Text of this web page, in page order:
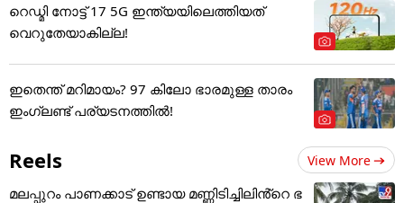
റെഡ്മി നോട്ട് 17 5G ഇന്ത്യയിലെത്തിയത്
വെറുതേയാകില്ല!
ഇതെന്ത് മറിമായം? 97 കിലോ ഭാരമുള്ള താരം
ഇംഗ്ലണ്ട് പര്യടനത്തില്‍!
Reels View More
മലപ്പുറം പാണക്കാട് ഉണ്ടായ മണ്ണിടിച്ചിലിൻ്റെ ഭ